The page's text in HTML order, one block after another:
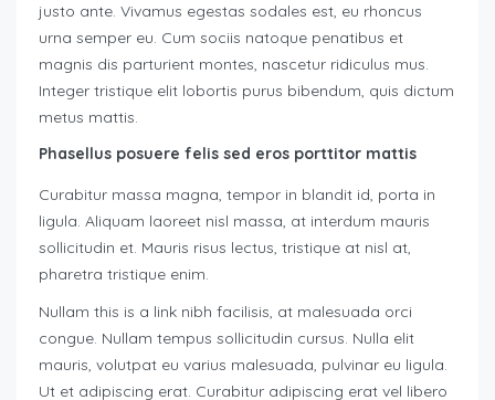
justo ante. Vivamus egestas sodales est, eu rhoncus
urna semper eu. Cum sociis natoque penatibus et
magnis dis parturient montes, nascetur ridiculus mus.
Integer tristique elit lobortis purus bibendum, quis dictum
metus mattis.
Phasellus posuere felis sed eros porttitor mattis
Curabitur massa magna, tempor in blandit id, porta in
ligula. Aliquam laoreet nisl massa, at interdum mauris
sollicitudin et. Mauris risus lectus, tristique at nisl at,
pharetra tristique enim.
Nullam this is a link nibh facilisis, at malesuada orci
congue. Nullam tempus sollicitudin cursus. Nulla elit
mauris, volutpat eu varius malesuada, pulvinar eu ligula.
Ut et adipiscing erat. Curabitur adipiscing erat vel libero